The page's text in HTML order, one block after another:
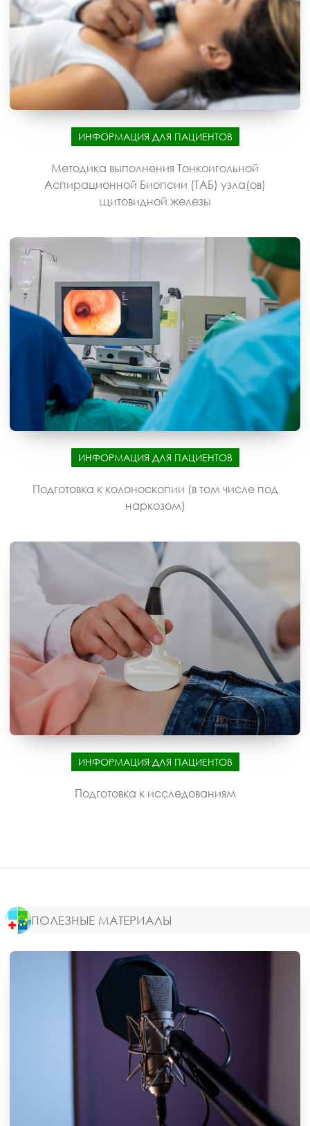
ИНФОРМАЦИЯ ДЛЯ ПАЦИЕНТОВ
Методика выполнения Тонкоигольной
Аспирационной Биопсии (ТАБ) узла(ов)
щитовидной железы
ИНФОРМАЦИЯ ДЛЯ ПАЦИЕНТОВ
Подготовка к колоноскопии (в том числе под
наркозом)
ИНФОРМАЦИЯ ДЛЯ ПАЦИЕНТОВ
Подготовка к исследованиям
ПОЛЕЗНЫЕ МАТЕРИАЛЫ